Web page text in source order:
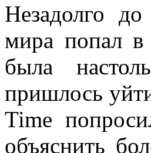
Незадолго
мира попал в
была
пришлось
Time
объяснить